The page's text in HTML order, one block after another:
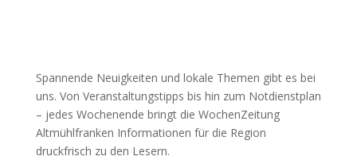
Spannende Neuigkeiten und lokale Themen gibt es bei
uns. Von Veranstaltungstipps bis hin zum Notdienstplan
– jedes Wochenende bringt die WochenZeitung
Altmühlfranken Informationen für die Region
druckfrisch zu den Lesern.